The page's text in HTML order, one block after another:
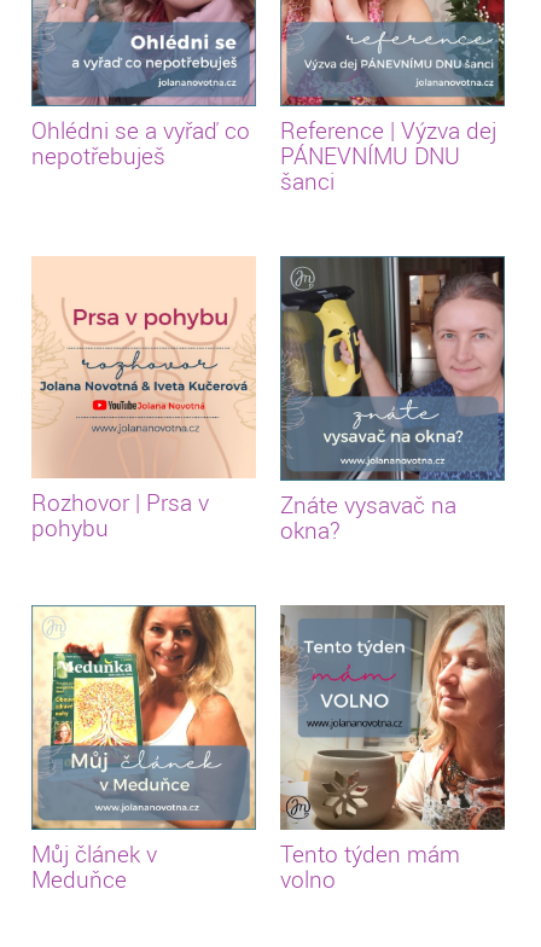
Ohlédni se a vyřaď co
nepotřebuješ
Reference | Výzva dej
PÁNEVNÍMU DNU
šanci
Rozhovor | Prsa v
pohybu
Znáte vysavač na
okna?
Můj článek v
Meduňce
Tento týden mám
volno